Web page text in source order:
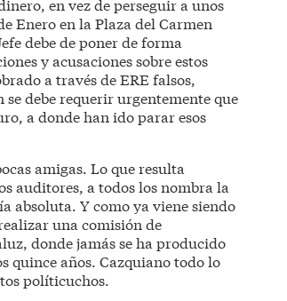
Enero en la Plaza del Carmen
debe de poner de forma
y acusaciones sobre estos
a través de ERE falsos,
debe requerir urgentemente que
a donde han ido parar esos
amigas. Lo que resulta
auditores, a todos los nombra la
absoluta. Y como ya viene siendo
una comisión de
donde jamás se ha producido
quince años. Cazquiano todo lo
políticuchos.